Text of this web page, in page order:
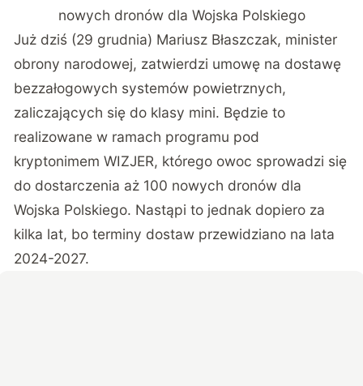
nowych dronów dla Wojska Polskiego
Już dziś (29 grudnia) Mariusz Błaszczak, minister
obrony narodowej, zatwierdzi umowę na dostawę
bezzałogowych systemów powietrznych,
zaliczających się do klasy mini. Będzie to
realizowane w ramach programu pod
kryptonimem WIZJER, którego owoc sprowadzi się
do dostarczenia aż 100 nowych dronów dla
Wojska Polskiego. Nastąpi to jednak dopiero za
kilka lat, bo terminy dostaw przewidziano na lata
2024-2027.